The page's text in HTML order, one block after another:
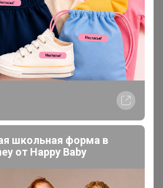
школьная форма в
от Нappy Вaby